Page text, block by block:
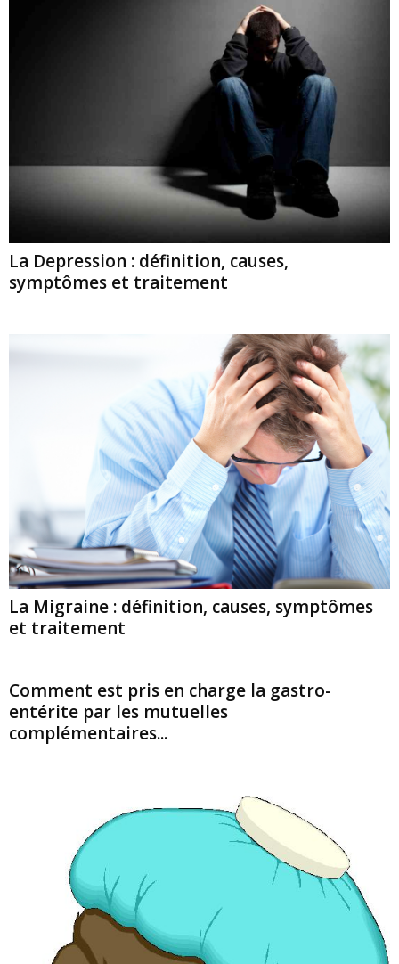
La Depression : définition, causes,
symptômes et traitement
La Migraine : définition, causes, symptômes
et traitement
Comment est pris en charge la gastro-
entérite par les mutuelles
complémentaires...